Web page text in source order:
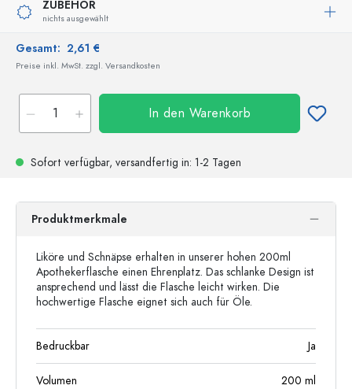
ZUBEHÖR
nichts ausgewählt
Gesamt: 2,61 €
Preise inkl. MwSt. zzgl. Versandkosten
In den Warenkorb
Sofort verfügbar, versandfertig in: 1-2 Tagen
Produktmerkmale
Liköre und Schnäpse erhalten in unserer hohen 200ml
Apothekerflasche einen Ehrenplatz. Das schlanke Design ist
ansprechend und lässt die Flasche leicht wirken. Die
hochwertige Flasche eignet sich auch für Öle.
Bedruckbar Ja
Volumen 200 ml